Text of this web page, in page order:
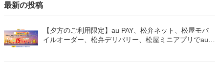
最新の投稿
【夕方のご利用限定】au PAY、松弁ネット、松屋モバ
イルオーダー、松弁デリバリー、松屋ミニアプリでau